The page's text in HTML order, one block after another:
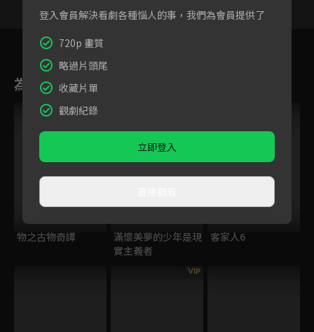
8 9
為您推薦
物之古物奇譚
滿懷美夢的少年是現
實主義者
客家人6
VIP
登入會員解決看劇各種惱人的事，我們為會員提供了
720p 畫質
略過片頭尾
收藏片單
觀劇紀錄
立即登入